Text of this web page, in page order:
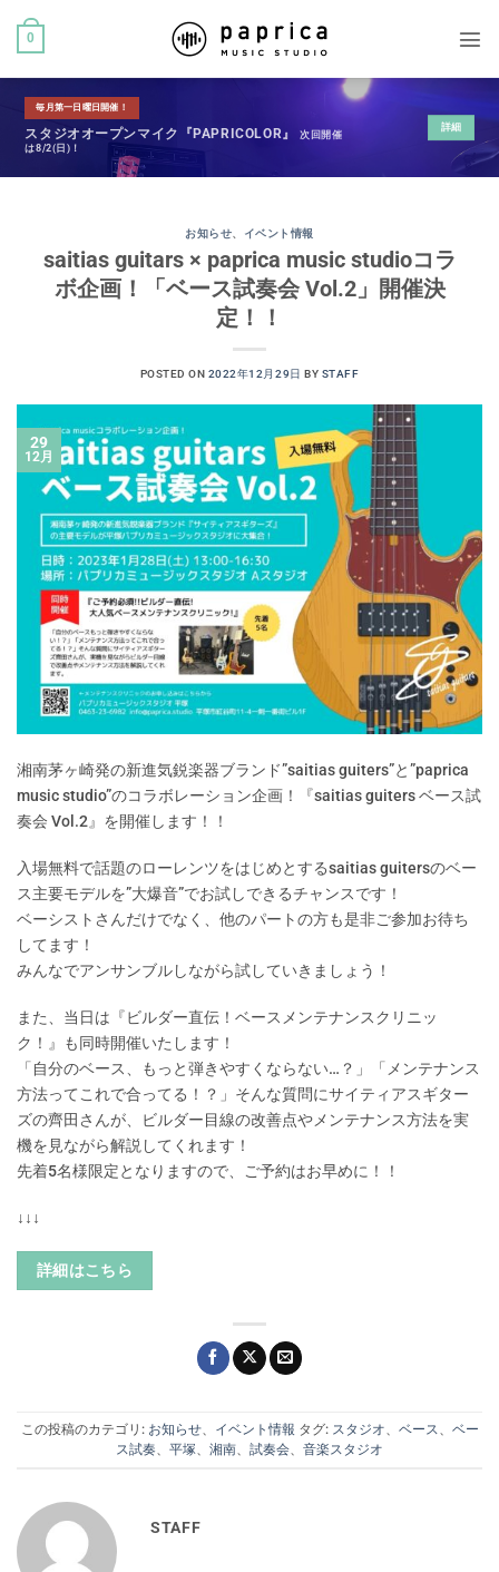
0
毎月第一日曜日開催！
スタジオオープンマイク『PAPRICOLOR』次回開催
は8/2(日)！
詳細
お知らせ イベント情報
saitias guitars × paprica music studioコラ
ボ企画！「ベース試奏会 Vol.2」開催決
定！！
POSTED ON 2022年12月29日 BY STAFF
29
12月
湘南茅ヶ崎発の新進気鋭楽器ブランド”saitias guiters”と”paprica
music studio”のコラボレーション企画！『saitias guiters ベース試
奏会 Vol.2』を開催します！！
入場無料で話題のローレンツをはじめとするsaitias guitersのベー
ス主要モデルを”大爆音”でお試しできるチャンスです！
ベーシストさんだけでなく、他のパートの方も是非ご参加お待ち
してます！
みんなでアンサンブルしながら試していきましょう！
また、当日は『ビルダー直伝！ベースメンテナンスクリニッ
ク！』も同時開催いたします！
「自分のベース、もっと弾きやすくならない…？」「メンテナンス
方法ってこれで合ってる！？」そんな質問にサイティアスギター
ズの齊田さんが、ビルダー目線の改善点やメンテナンス方法を実
機を見ながら解説してくれます！
先着5名様限定となりますので、ご予約はお早めに！！
↓↓↓
詳細はこちら
この投稿のカテゴリ: お知らせ、 イベント情報 タグ: スタジオ、 ベース、 ベー
ス試奏、 平塚、 湘南、 試奏会、 音楽スタジオ
STAFF